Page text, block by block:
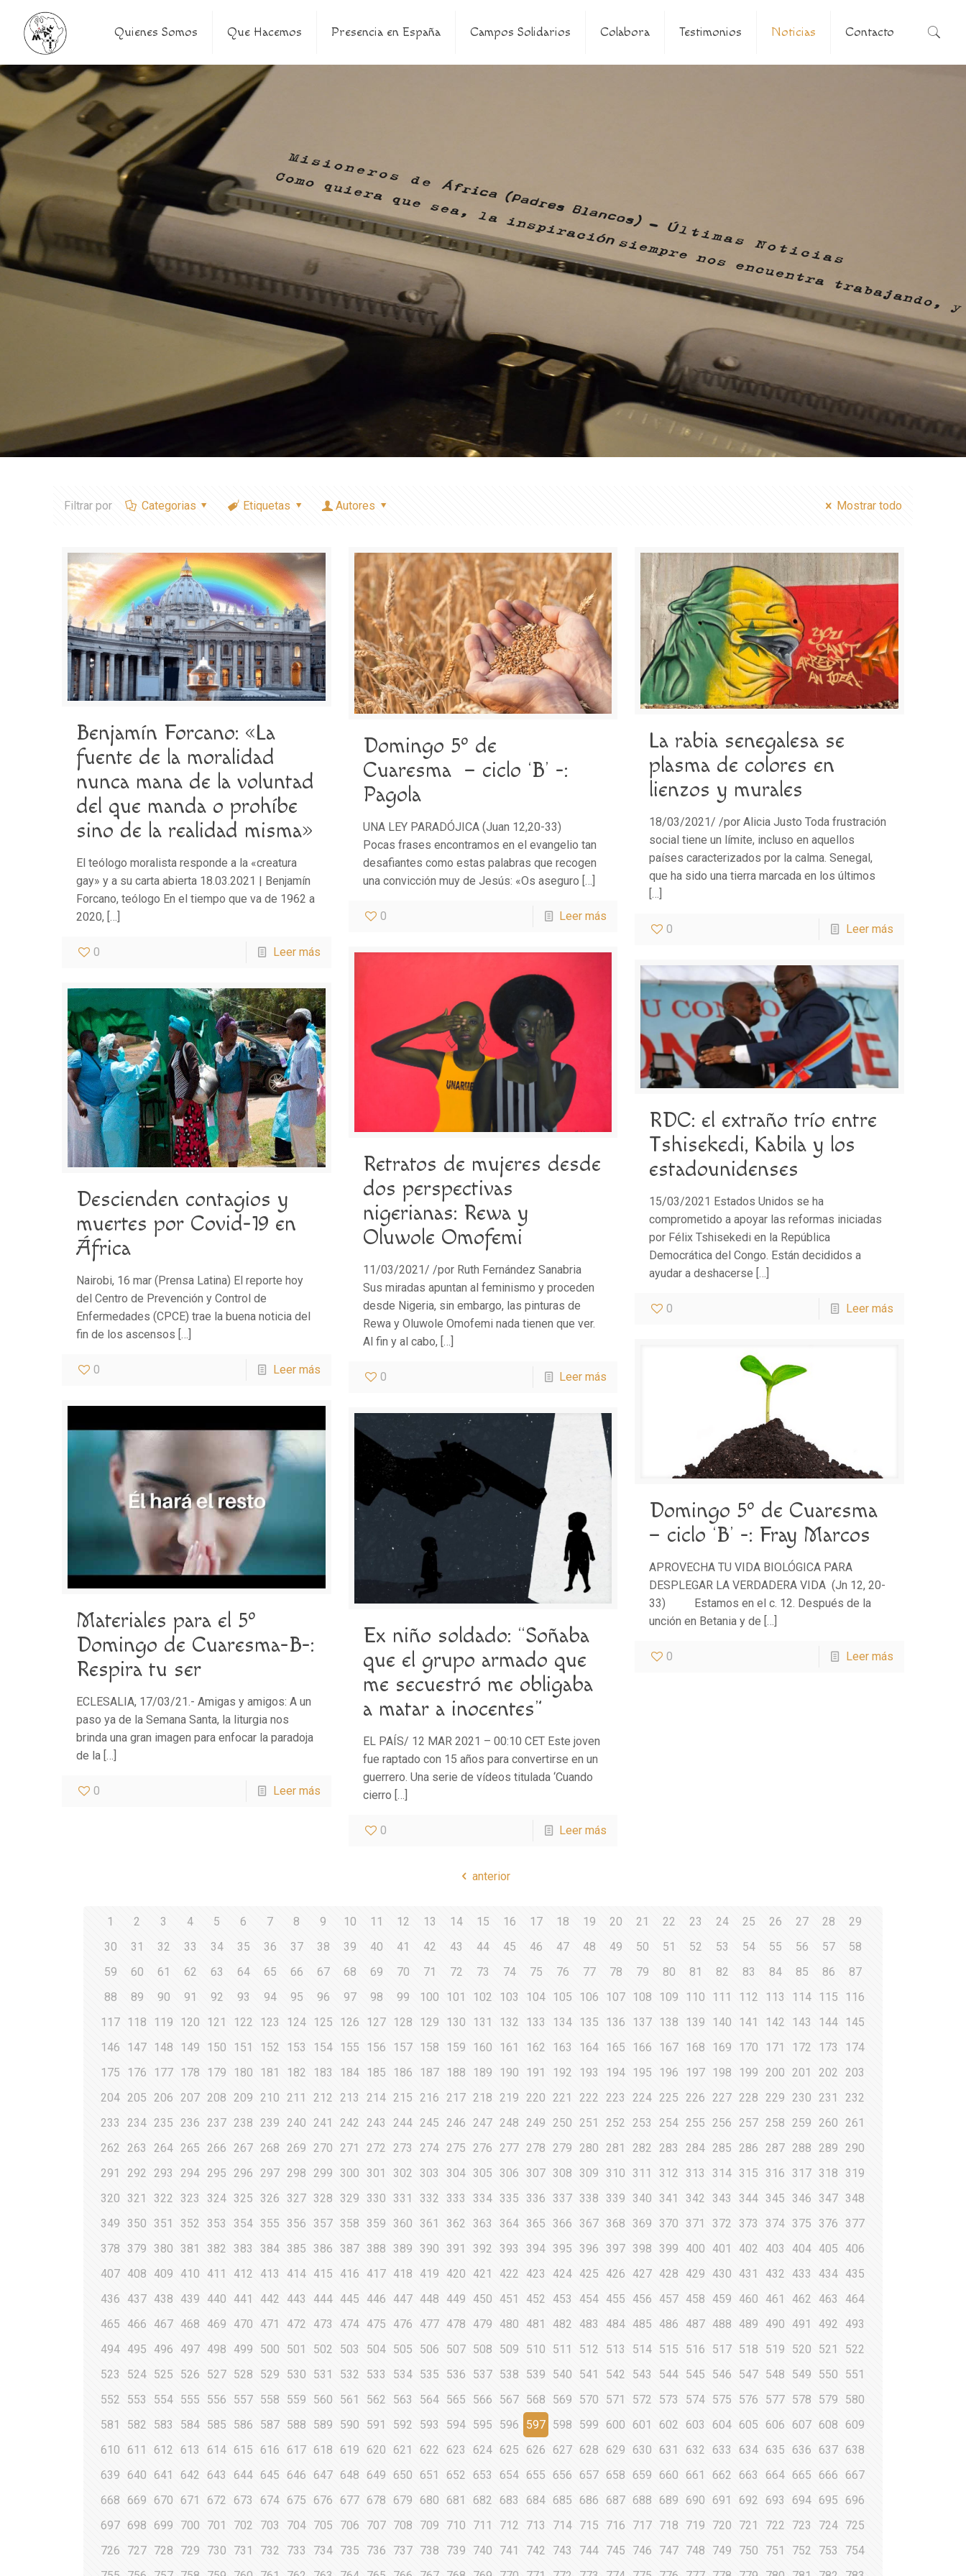
Quienes Somos Que Hacemos Presencia en España Campos Solidarios Colabora Testimonios Noticias Contacto
Filtrar por Categorias Etiquetas Autores Mostrar todo
Benjamín Forcano: «La
fuente de la moralidad
nunca mana de la voluntad
del que manda o prohíbe
sino de la realidad misma»
El teólogo moralista responde a la «creatura
gay» y a su carta abierta 18.03.2021 | Benjamín
Forcano, teólogo En el tiempo que va de 1962 a
2020, […]
0 Leer más
Domingo 5º de
Cuaresma – ciclo ‘B’ -:
Pagola
UNA LEY PARADÓJICA (Juan 12,20-33)
Pocas frases encontramos en el evangelio tan
desafiantes como estas palabras que recogen
una convicción muy de Jesús: «Os aseguro […]
0 Leer más
La rabia senegalesa se
plasma de colores en
lienzos y murales
18/03/2021/ /por Alicia Justo Toda frustración
social tiene un límite, incluso en aquellos
países caracterizados por la calma. Senegal,
que ha sido una tierra marcada en los últimos
[…]
0 Leer más
Retratos de mujeres desde
dos perspectivas
nigerianas: Rewa y
Oluwole Omofemi
11/03/2021/ /por Ruth Fernández Sanabria
Sus miradas apuntan al feminismo y proceden
desde Nigeria, sin embargo, las pinturas de
Rewa y Oluwole Omofemi nada tienen que ver.
Al fin y al cabo, […]
0 Leer más
RDC: el extraño trío entre
Tshisekedi, Kabila y los
estadounidenses
15/03/2021 Estados Unidos se ha
comprometido a apoyar las reformas iniciadas
por Félix Tshisekedi en la República
Democrática del Congo. Están decididos a
ayudar a deshacerse […]
0 Leer más
Descienden contagios y
muertes por Covid-19 en
África
Nairobi, 16 mar (Prensa Latina) El reporte hoy
del Centro de Prevención y Control de
Enfermedades (CPCE) trae la buena noticia del
fin de los ascensos […]
0 Leer más
Domingo 5º de Cuaresma
– ciclo ‘B’ -: Fray Marcos
APROVECHA TU VIDA BIOLÓGICA PARA
DESPLEGAR LA VERDADERA VIDA (Jn 12, 20-
33) Estamos en el c. 12. Después de la
unción en Betania y de […]
0 Leer más
Materiales para el 5º
Domingo de Cuaresma-B-:
Respira tu ser
ECLESALIA, 17/03/21.- Amigas y amigos: A un
paso ya de la Semana Santa, la liturgia nos
brinda una gran imagen para enfocar la paradoja
de la […]
0 Leer más
Ex niño soldado: “Soñaba
que el grupo armado que
me secuestró me obligaba
a matar a inocentes”
EL PAÍS/ 12 MAR 2021 – 00:10 CET Este joven
fue raptado con 15 años para convertirse en un
guerrero. Una serie de vídeos titulada ‘Cuando
cierro […]
0 Leer más
anterior
1 2 3 4 5 6 7 8 9 10 11 12 13 14 15 16 17 18 19 20 21 22 23 24 25 26 27 28
29
30
31 32 33 34 35 36 37 38 39 40 41 42 43 44 45 46 47 48 49 50 51 52 53 54 55 56 57
58
59
60 61 62 63 64 65 66 67 68 69 70 71 72 73 74 75 76 77 78 79 80 81 82 83 84 85 86
87
88
89 90 91 92 93 94 95 96 97 98 99 100 101 102 103 104 105 106 107 108 109 110 111 112 113 114 115
116
117 118 119 120 121 122 123 124 125 126 127 128 129 130 131 132 133 134 135 136 137 138 139 140 141 142 143 144 145
146
147 148 149 150 151 152 153 154 155 156 157 158 159 160 161 162 163 164 165 166 167 168 169 170 171 172 173
174
175
176 177 178 179 180 181 182 183 184 185 186 187 188 189 190 191 192 193 194 195 196 197 198 199 200 201 202
203
204 205 206 207 208 209 210 211 212 213 214 215 216 217 218 219 220 221 222 223 224 225 226 227 228 229 230 231
232
233
234 235 236 237 238 239 240 241 242 243 244 245 246 247 248 249 250 251 252 253 254 255 256 257 258 259 260
261
262
263 264 265 266 267 268 269 270 271 272 273 274 275 276 277 278 279 280 281 282 283 284 285 286 287 288 289
290
291
292 293 294 295 296 297 298 299 300 301 302 303 304 305 306 307 308 309 310 311 312 313 314 315 316 317 318
319
320
321 322 323 324 325 326 327 328 329 330 331 332 333 334 335 336 337 338 339 340 341 342 343 344 345 346 347 348
349
350 351 352 353 354 355 356 357 358 359 360 361 362 363 364 365 366 367 368 369 370 371 372 373 374 375 376
377
378
379 380 381 382 383 384 385 386 387 388 389 390 391 392 393 394 395 396 397 398 399 400 401 402 403 404 405
406
407 408 409 410 411 412 413 414 415 416 417 418 419 420 421 422 423 424 425 426 427 428 429 430 431 432 433 434 435
436
437 438 439 440 441 442 443 444 445 446 447 448 449 450 451 452 453 454 455 456 457 458 459 460 461 462 463
464
465
466 467 468 469 470 471 472 473 474 475 476 477 478 479 480 481 482 483 484 485 486 487 488 489 490 491 492
493
494 495 496 497 498 499 500 501 502 503 504 505 506 507 508 509 510 511 512 513 514 515 516 517 518 519 520 521
522
523
524 525 526 527 528 529 530 531 532 533 534 535 536 537 538 539 540 541 542 543 544 545 546 547 548 549 550
551
552
553 554 555 556 557 558 559 560 561 562 563 564 565 566 567 568 569 570 571 572 573 574 575 576 577 578 579
580
581
582 583 584 585 586 587 588 589 590 591 592 593 594 595 596 597 598 599 600 601 602 603 604 605 606 607 608
609
610
611 612 613 614 615 616 617 618 619 620 621 622 623 624 625 626 627 628 629 630 631 632 633 634 635 636 637 638
639
640 641 642 643 644 645 646 647 648 649 650 651 652 653 654 655 656 657 658 659 660 661 662 663 664 665 666
667
668
669 670 671 672 673 674 675 676 677 678 679 680 681 682 683 684 685 686 687 688 689 690 691 692 693 694 695
696
697 698 699 700 701 702 703 704 705 706 707 708 709 710 711 712 713 714 715 716 717 718 719 720 721 722 723 724 725
726
727 728 729 730 731 732 733 734 735 736 737 738 739 740 741 742 743 744 745 746 747 748 749 750 751 752 753
754